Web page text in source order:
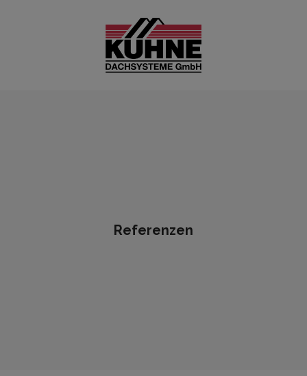
Referenzen